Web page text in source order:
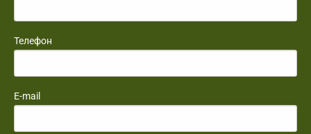
Телефон
E-mail